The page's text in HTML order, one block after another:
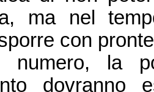
ma nel
con
la